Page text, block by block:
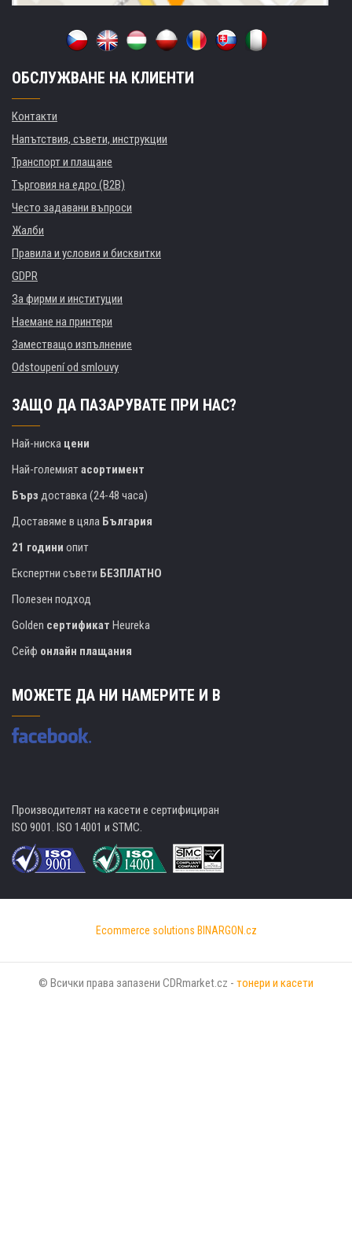
ОБСЛУЖВАНЕ НА КЛИЕНТИ
Контакти
Напътствия, съвети, инструкции
Транспорт и плащане
Търговия на едро (B2B)
Често задавани въпроси
Жалби
Правила и условия и бисквитки
GDPR
За фирми и институции
Наемане на принтери
Заместващо изпълнение
Odstoupení od smlouvy
ЗАЩО ДА ПАЗАРУВАТЕ ПРИ НАС?
Най-ниска цени
Най-големиятасортимент
Бърз доставка (24-48 часа)
Доставяме в цяла България
21 години опит
Експертни съвети БЕЗПЛАТНО
Полезен подход
Golden сертификат Heureka
Сейф онлайн плащания
МОЖЕТЕ ДА НИ НАМЕРИТЕ И В
Производителят на касети е сертифициран
ISO 9001. ISO 14001 и STMC.
Ecommerce solutions BINARGON.cz
© Всички права запазени CDRmarket.cz - тонери и касети